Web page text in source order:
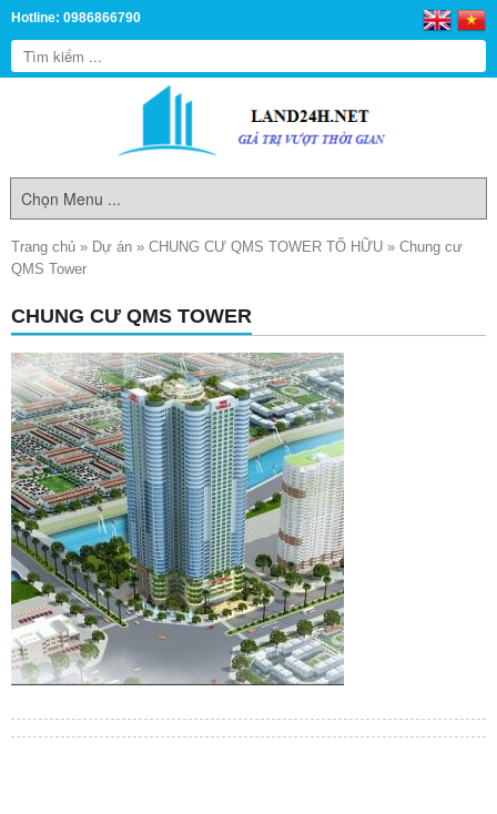
Hotline: 0986866790
Trang chủ » Dự án » CHUNG CƯ QMS TOWER TỐ HỮU » Chung cư
QMS Tower
CHUNG CƯ QMS TOWER